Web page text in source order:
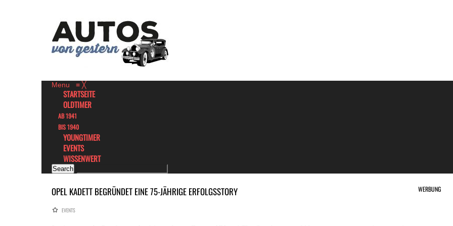
Menu ≡ ╳
STARTSEITE
OLDTIMER
AB 1941
BIS 1940
YOUNGTIMER
EVENTS
WISSENWERT
OPEL KADETT BEGRÜNDET EINE 75-JÄHRIGE ERFOLGSSTORY WERBUNG
EVENTS